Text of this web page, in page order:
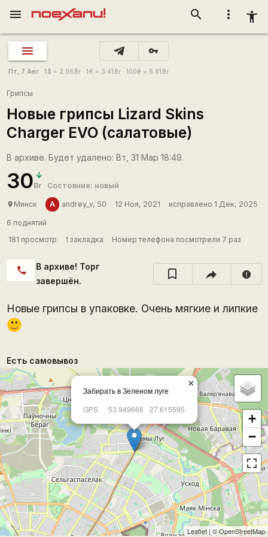
more_vert accessibility_new
search
menu
vpn_key
Пт, 7 Авг 1 $ = 2.96 Br 1€ = 3.41 Br 100₴ = 6.61 Br
Грипсы
Новые грипсы Lizard Skins
Charger EVO (салатовые)
В архиве. Будет удалено: Вт, 31 Мар 18:49.
30Br Состояние: новый
place Минск A andrey_v, 50 12 Ноя, 2021 исправлено 1 Дек, 2025
6 поднятий
181 просмотр
1 закладка Номер телефона посмотрели 7 раз
call
В архиве! Торг
завершён.
report
Новые грипсы в упаковке. Очень мягкие и липкие
:)
Есть самовывоз
Забирать в Зеленом луге
GPS
53.949666 27.615595
×
+
−
Leaflet | ©OpenStreetMap